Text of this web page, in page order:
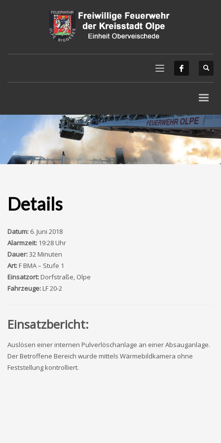
Details
Datum: 6. Juni 2018
Alarmzeit: 19:28 Uhr
Dauer:32 Minuten
Art:F BMA – Stufe 1
Einsatzort:Dorfstraße, Olpe
Fahrzeuge:LF 20-2
Einsatzbericht:
Auslösen einer internen Pulverlöschanlage an einer Absauganlage.
Der Betroffene Bereich wurde mittels Wärmebildkamera ohne
Feststellung kontrolliert.